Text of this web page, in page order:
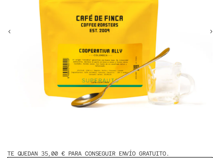
‹ ›
TE QUEDAN 35,00 € PARA CONSEGUIR ENVÍO GRATUITO.